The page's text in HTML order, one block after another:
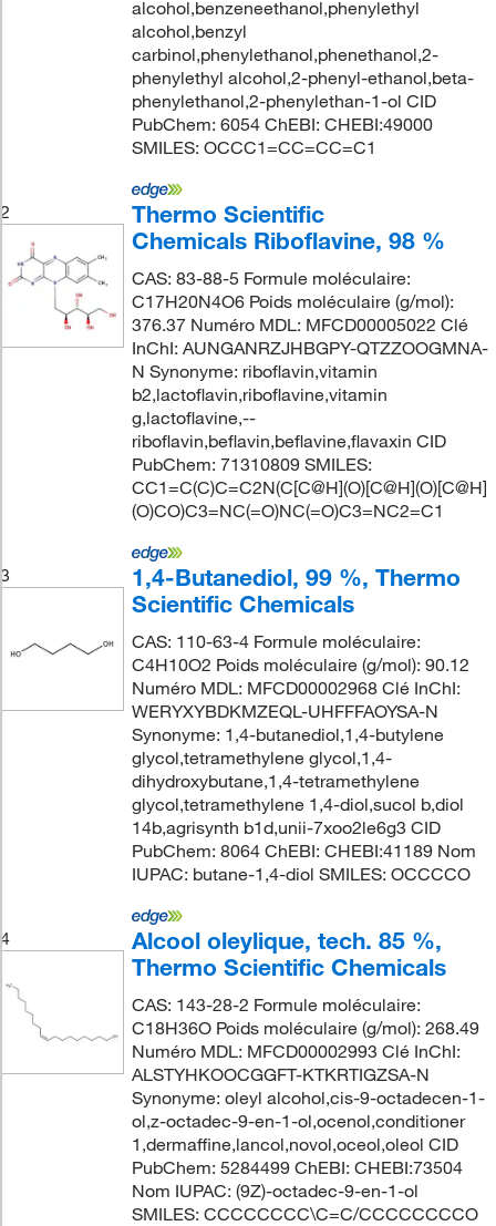
alcohol,benzeneethanol,phenylethyl
alcohol,benzyl
carbinol,phenylethanol,phenethanol,2-
phenylethyl alcohol,2-phenyl-ethanol,beta-
phenylethanol,2-phenylethan-1-ol CID
PubChem: 6054 ChEBI: CHEBI:49000
SMILES: OCCC1=CC=CC=C1
2
Thermo Scientific
Chemicals Riboflavine, 98 %
CAS: 83-88-5 Formule moléculaire:
C17H20N4O6 Poids moléculaire (g/mol):
376.37 Numéro MDL: MFCD00005022 Clé
InChI: AUNGANRZJHBGPY-QTZZOOGMNA-
N Synonyme: riboflavin,vitamin
b2,lactoflavin,riboflavine,vitamin
g,lactoflavine,--
riboflavin,beflavin,beflavine,flavaxin CID
PubChem: 71310809 SMILES:
CC1=C(C)C=C2N(C[C@H](O)[C@H](O)[C@H]
(O)CO)C3=NC(=O)NC(=O)C3=NC2=C1
3
1,4-Butanediol, 99 %, Thermo
Scientific Chemicals
CAS: 110-63-4 Formule moléculaire:
C4H10O2 Poids moléculaire (g/mol): 90.12
Numéro MDL: MFCD00002968 Clé InChI:
WERYXYBDKMZEQL-UHFFFAOYSA-N
Synonyme: 1,4-butanediol,1,4-butylene
glycol,tetramethylene glycol,1,4-
dihydroxybutane,1,4-tetramethylene
glycol,tetramethylene 1,4-diol,sucol b,diol
14b,agrisynth b1d,unii-7xoo2le6g3 CID
PubChem: 8064 ChEBI: CHEBI:41189 Nom
IUPAC: butane-1,4-diol SMILES: OCCCCO
4
Alcool oleylique, tech. 85 %,
Thermo Scientific Chemicals
CAS: 143-28-2 Formule moléculaire:
C18H36O Poids moléculaire (g/mol): 268.49
Numéro MDL: MFCD00002993 Clé InChI:
ALSTYHKOOCGGFT-KTKRTIGZSA-N
Synonyme: oleyl alcohol,cis-9-octadecen-1-
ol,z-octadec-9-en-1-ol,ocenol,conditioner
1,dermaffine,lancol,novol,oceol,oleol CID
PubChem: 5284499 ChEBI: CHEBI:73504
Nom IUPAC: (9Z)-octadec-9-en-1-ol
SMILES: CCCCCCCC\C=C/CCCCCCCCO